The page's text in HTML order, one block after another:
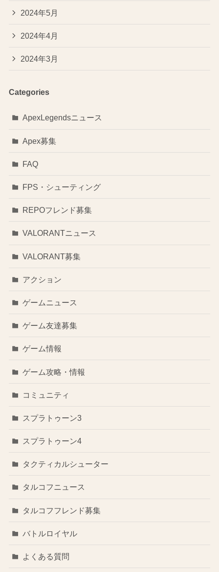
2024年5月
2024年4月
2024年3月
Categories
ApexLegendsニュース
Apex募集
FAQ
FPS・シューティング
REPOフレンド募集
VALORANTニュース
VALORANT募集
アクション
ゲームニュース
ゲーム友達募集
ゲーム情報
ゲーム攻略・情報
コミュニティ
スプラトゥーン3
スプラトゥーン4
タクティカルシューター
タルコフニュース
タルコフフレンド募集
バトルロイヤル
よくある質問